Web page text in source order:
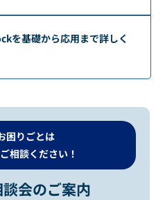
を基礎から応用まで詳しく
困りごとは
相談ください！
会のご案内